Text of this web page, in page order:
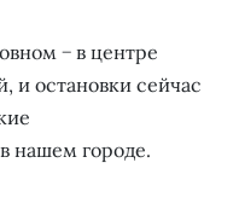
− в центре
и остановки сейчас
нашем городе.